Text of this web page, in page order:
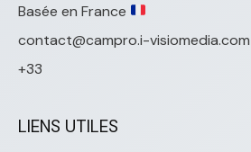
Basée en France
contact@campro.i-visiomedia.com
+33
LIENS UTILES